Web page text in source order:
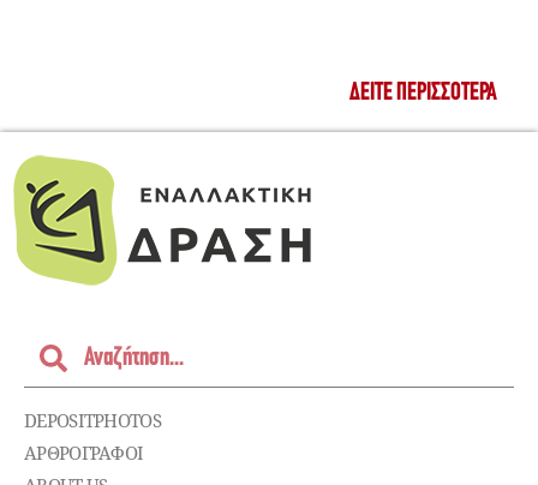
ΔΕΊΤΕ ΠΕΡΙΣΣΌΤΕΡΑ
DEPOSITPHOTOS
ΑΡΘΡΟΓΡΑΦΟΙ